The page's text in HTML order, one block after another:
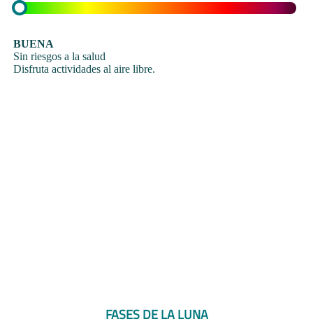
BUENA
Sin riesgos a la salud
Disfruta actividades al aire libre.
FASES DE LA LUNA